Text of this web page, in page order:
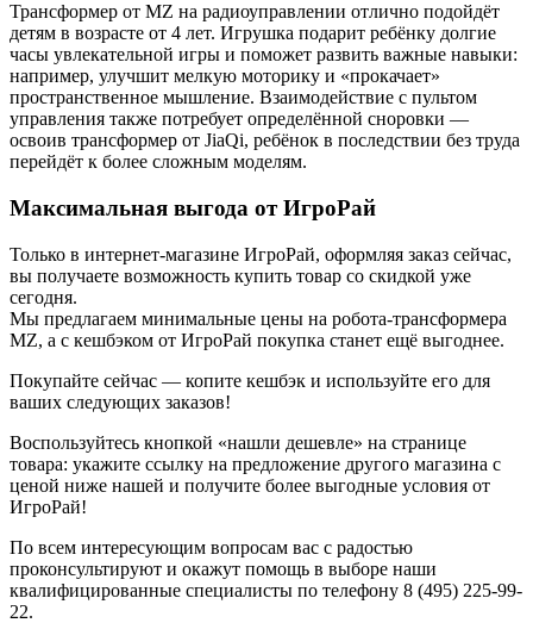
Трансформер от MZ на радиоуправлении отлично подойдёт
детям в возрасте от 4 лет. Игрушка подарит ребёнку долгие
часы увлекательной игры и поможет развить важные навыки:
например, улучшит мелкую моторику и «прокачает»
пространственное мышление. Взаимодействие с пультом
управления также потребует определённой сноровки —
освоив трансформер от JiaQi, ребёнок в последствии без труда
перейдёт к более сложным моделям.
Максимальная выгода от ИгроРай
Только в интернет-магазине ИгроРай, оформляя заказ сейчас,
вы получаете возможность купить товар со скидкой уже
сегодня.
Мы предлагаем минимальные цены на робота-трансформера
MZ, а с кешбэком от ИгроРай покупка станет ещё выгоднее.
Покупайте сейчас — копите кешбэк и используйте его для
ваших следующих заказов!
Воспользуйтесь кнопкой «нашли дешевле» на странице
товара: укажите ссылку на предложение другого магазина с
ценой ниже нашей и получите более выгодные условия от
ИгроРай!
По всем интересующим вопросам вас с радостью
проконсультируют и окажут помощь в выборе наши
квалифицированные специалисты по телефону 8 (495) 225-99-
22.